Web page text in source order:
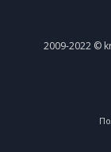
2009-2022 ©